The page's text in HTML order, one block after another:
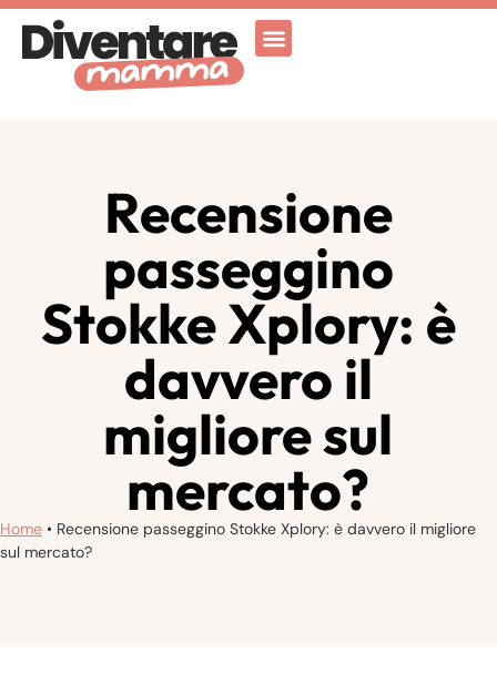
Recensione
passeggino
Stokke Xplory: è
davvero il
migliore sul
mercato?
Home • Recensione passeggino Stokke Xplory: è davvero il migliore
sul mercato?